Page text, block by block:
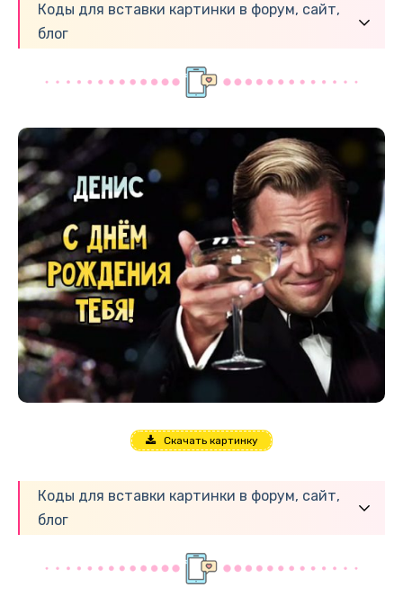
Коды для вставки картинки в форум, сайт,
блог
Скачать картинку
Коды для вставки картинки в форум, сайт,
блог